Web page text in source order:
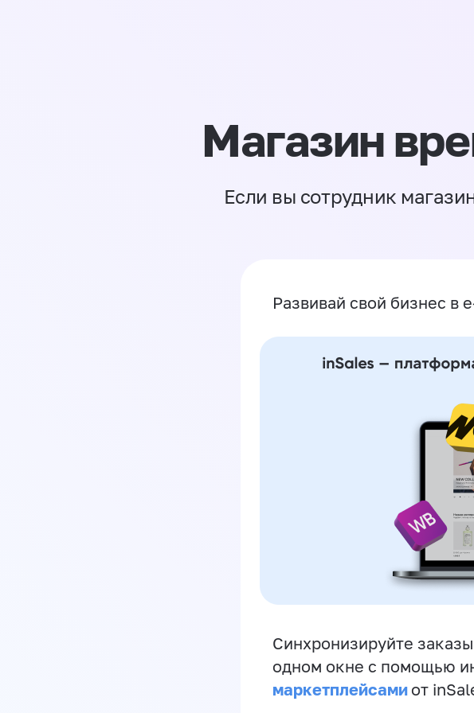
Магазин
Если вы сотрудник
Развивай свой бизнес в
Синхронизируйте
одном окне с помощью
маркетплейсами от